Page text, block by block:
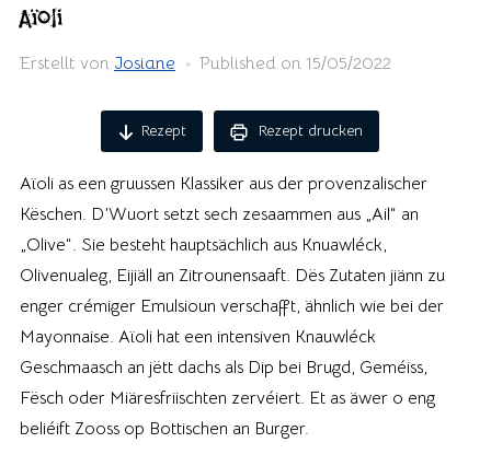
Aïoli
Erstellt von Josiane Published on 15/05/2022
Rezept Rezept drucken
Aïoli as een gruussen Klassiker aus der provenzalischer
Këschen. D’Wuort setzt sech zesaammen aus „Ail“ an
„Olive“. Sie besteht hauptsächlich aus Knuawléck,
Olivenualeg, Eijiäll an Zitrounensaaft. Dës Zutaten jiänn zu
enger crémiger Emulsioun verschafft, ähnlich wie bei der
Mayonnaise. Aïoli hat een intensiven Knauwléck
Geschmaasch an jëtt dachs als Dip bei Brugd, Geméiss,
Fësch oder Miäresfriischten zervéiert. Et as äwer o eng
beliéift Zooss op Bottischen an Burger.